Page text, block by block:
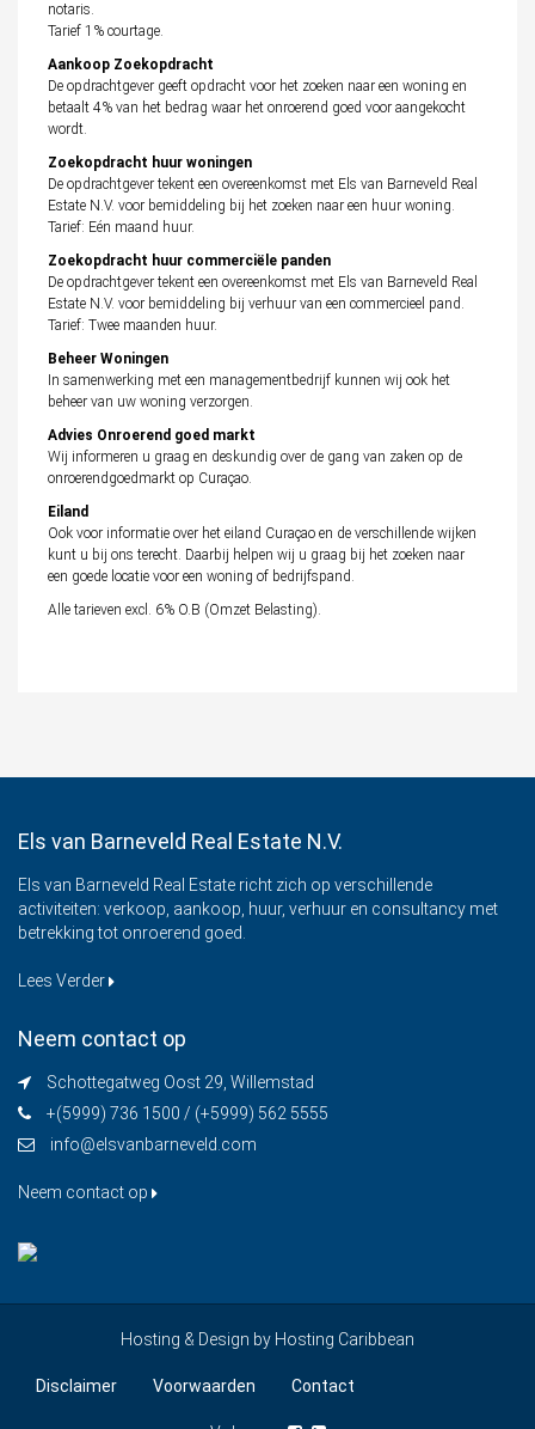
notaris.
Tarief 1% courtage.
Aankoop Zoekopdracht
De opdrachtgever geeft opdracht voor het zoeken naar een woning en
betaalt 4% van het bedrag waar het onroerend goed voor aangekocht
wordt.
Zoekopdracht huur woningen
De opdrachtgever tekent een overeenkomst met Els van Barneveld Real
Estate N.V. voor bemiddeling bij het zoeken naar een huur woning.
Tarief: Eén maand huur.
Zoekopdracht huur commerciële panden
De opdrachtgever tekent een overeenkomst met Els van Barneveld Real
Estate N.V. voor bemiddeling bij verhuur van een commercieel pand.
Tarief: Twee maanden huur.
Beheer Woningen
In samenwerking met een managementbedrijf kunnen wij ook het
beheer van uw woning verzorgen.
Advies Onroerend goed markt
Wij informeren u graag en deskundig over de gang van zaken op de
onroerendgoedmarkt op Curaçao.
Eiland
Ook voor informatie over het eiland Curaçao en de verschillende wijken
kunt u bij ons terecht. Daarbij helpen wij u graag bij het zoeken naar
een goede locatie voor een woning of bedrijfspand.
Alle tarieven excl. 6% O.B (Omzet Belasting).
Els van Barneveld Real Estate N.V.
Els van Barneveld Real Estate richt zich op verschillende
activiteiten: verkoop, aankoop, huur, verhuur en consultancy met
betrekking tot onroerend goed.
Lees Verder
Neem contact op
Schottegatweg Oost 29, Willemstad
+(5999) 736 1500 / (+5999) 562 5555
info@elsvanbarneveld.com
Neem contact op
Hosting & Design by Hosting Caribbean
Disclaimer Voorwaarden Contact